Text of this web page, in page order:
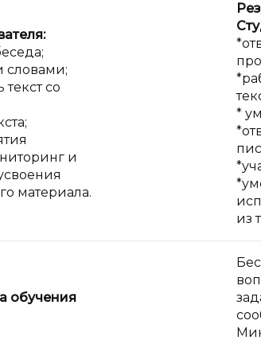
словами;
со
и
материала.
*
из
обучения